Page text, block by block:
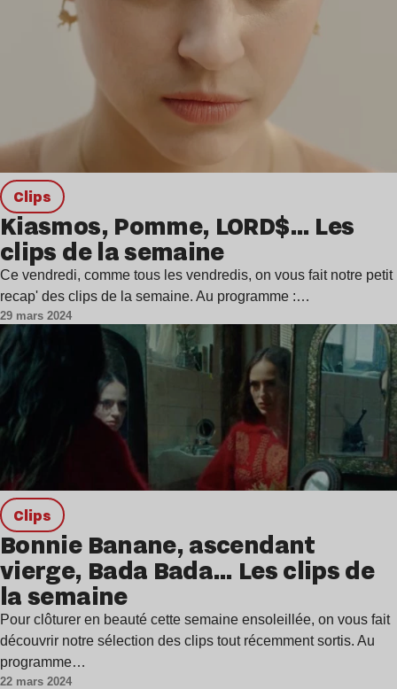
clips
Kiasmos, Pomme, LORD$… Les
clips de la semaine
Ce vendredi, comme tous les vendredis, on vous fait notre petit
recap' des clips de la semaine. Au programme :…
29 mars 2024
clips
Bonnie Banane, ascendant
vierge, Bada Bada… Les clips de
la semaine
Pour clôturer en beauté cette semaine ensoleillée, on vous fait
découvrir notre sélection des clips tout récemment sortis. Au
programme…
22 mars 2024